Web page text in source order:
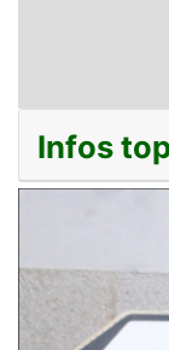
Infos